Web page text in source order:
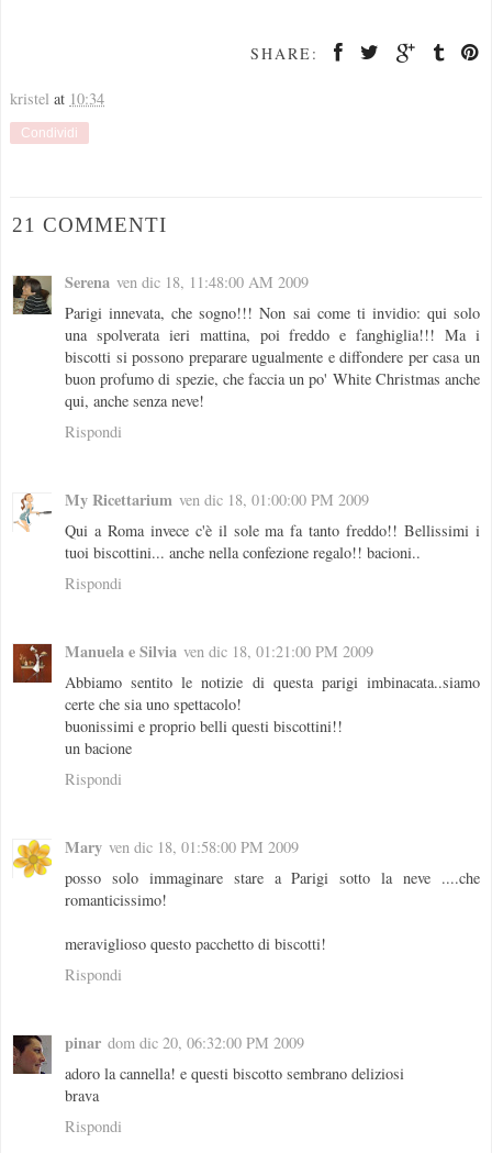
SHARE:
kristel at 10:34
Condividi
21 COMMENTI
Serena ven dic 18, 11:48:00 AM 2009
Parigi innevata, che sogno!!! Non sai come ti invidio: qui solo
una spolverata ieri mattina, poi freddo e fanghiglia!!! Ma i
biscotti si possono preparare ugualmente e diffondere per casa un
buon profumo di spezie, che faccia un po' White Christmas anche
qui, anche senza neve!
Rispondi
My Ricettarium ven dic 18, 01:00:00 PM 2009
Qui a Roma invece c'è il sole ma fa tanto freddo!! Bellissimi i
tuoi biscottini... anche nella confezione regalo!! bacioni..
Rispondi
Manuela e Silvia ven dic 18, 01:21:00 PM 2009
Abbiamo sentito le notizie di questa parigi imbinacata..siamo
certe che sia uno spettacolo!
buonissimi e proprio belli questi biscottini!!
un bacione
Rispondi
Mary ven dic 18, 01:58:00 PM 2009
posso solo immaginare stare a Parigi sotto la neve ....che
romanticissimo!
meraviglioso questo pacchetto di biscotti!
Rispondi
pinar dom dic 20, 06:32:00 PM 2009
adoro la cannella! e questi biscotto sembrano deliziosi
brava
Rispondi